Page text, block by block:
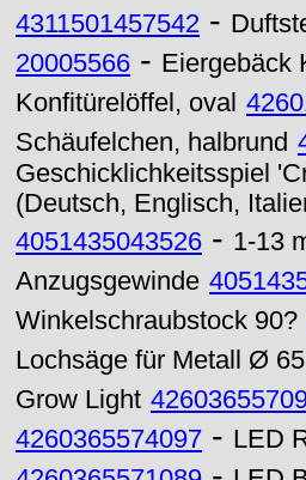
4311501457542 -
20005566 - Eiergebäck
Konfitürelöffel, oval
Schäufelchen, halbrund
Geschicklichkeitsspiel
(Deutsch, Englisch,
4051435043526 - 1-13
Anzugsgewinde
Winkelschraubstock 90?
Lochsäge für Metall Ø
Grow Light
4260365574097 - LED